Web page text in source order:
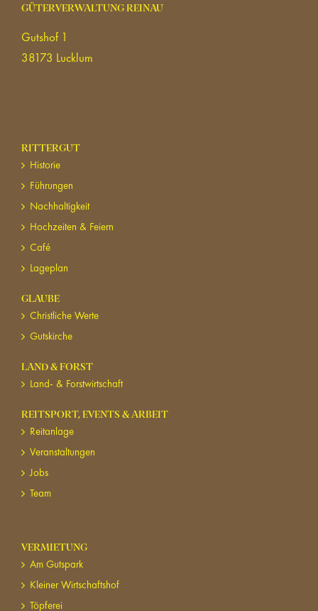
GÜTERVERWALTUNG REINAU
Gutshof 1
38173 Lucklum
RITTERGUT
Historie
Führungen
Nachhaltigkeit
Hochzeiten & Feiern
Café
Lageplan
GLAUBE
Christliche Werte
Gutskirche
LAND & FORST
Land- & Forstwirtschaft
REITSPORT, EVENTS & ARBEIT
Reitanlage
Veranstaltungen
Jobs
Team
VERMIETUNG
Am Gutspark
Kleiner Wirtschaftshof
Töpferei